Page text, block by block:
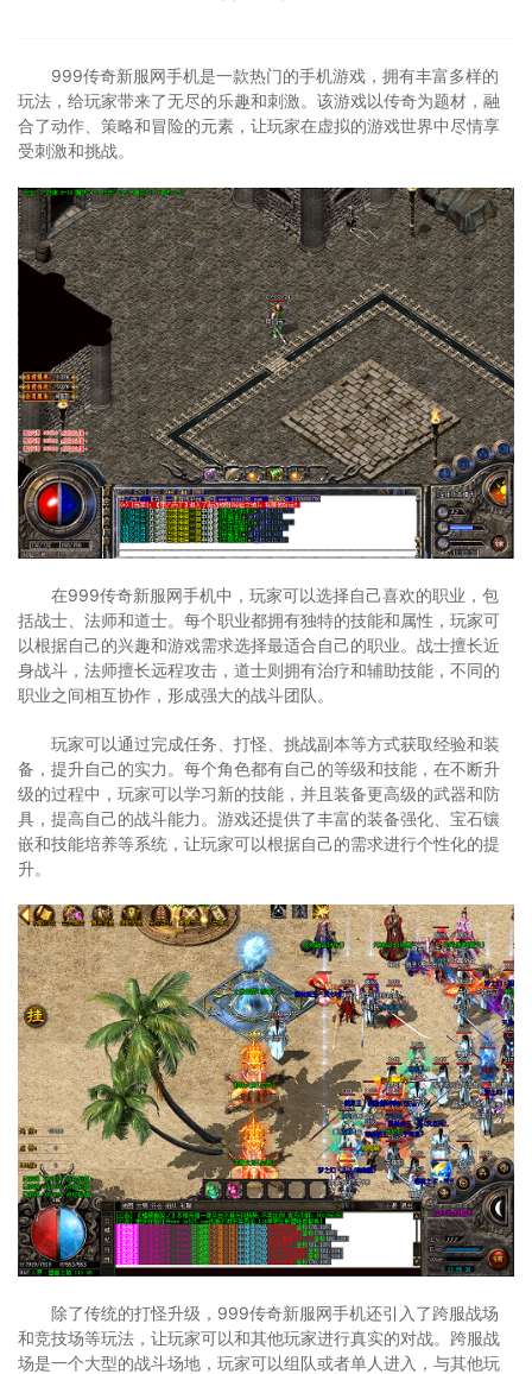
999传奇新服网手机是一款热门的手机游戏，拥有丰富多样的
玩法，给玩家带来了无尽的乐趣和刺激。该游戏以传奇为题材，融
合了动作、策略和冒险的元素，让玩家在虚拟的游戏世界中尽情享
受刺激和挑战。
在999传奇新服网手机中，玩家可以选择自己喜欢的职业，包
括战士、法师和道士。每个职业都拥有独特的技能和属性，玩家可
以根据自己的兴趣和游戏需求选择最适合自己的职业。战士擅长近
身战斗，法师擅长远程攻击，道士则拥有治疗和辅助技能，不同的
职业之间相互协作，形成强大的战斗团队。
玩家可以通过完成任务、打怪、挑战副本等方式获取经验和装
备，提升自己的实力。每个角色都有自己的等级和技能，在不断升
级的过程中，玩家可以学习新的技能，并且装备更高级的武器和防
具，提高自己的战斗能力。游戏还提供了丰富的装备强化、宝石镶
嵌和技能培养等系统，让玩家可以根据自己的需求进行个性化的提
升。
除了传统的打怪升级，999传奇新服网手机还引入了跨服战场
和竞技场等玩法，让玩家可以和其他玩家进行真实的对战。跨服战
场是一个大型的战斗场地，玩家可以组队或者单人进入，与其他玩